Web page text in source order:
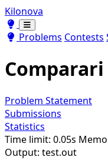
Kilonova
Toggle theme
Toggle theme
Problems Contests
Comparari
Problem Statement
Submissions
Statistics
Time limit: 0.05s
Output: test.out